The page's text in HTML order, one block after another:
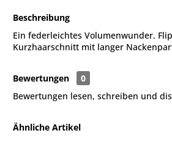
Beschreibung
Ein federleichtes Volumenwunder.
Kurzhaarschnitt mit langer
Bewertungen
0
Bewertungen lesen, schreiben und
Ähnliche Artikel